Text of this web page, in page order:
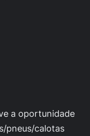
a oportunidade
pneus/calotas